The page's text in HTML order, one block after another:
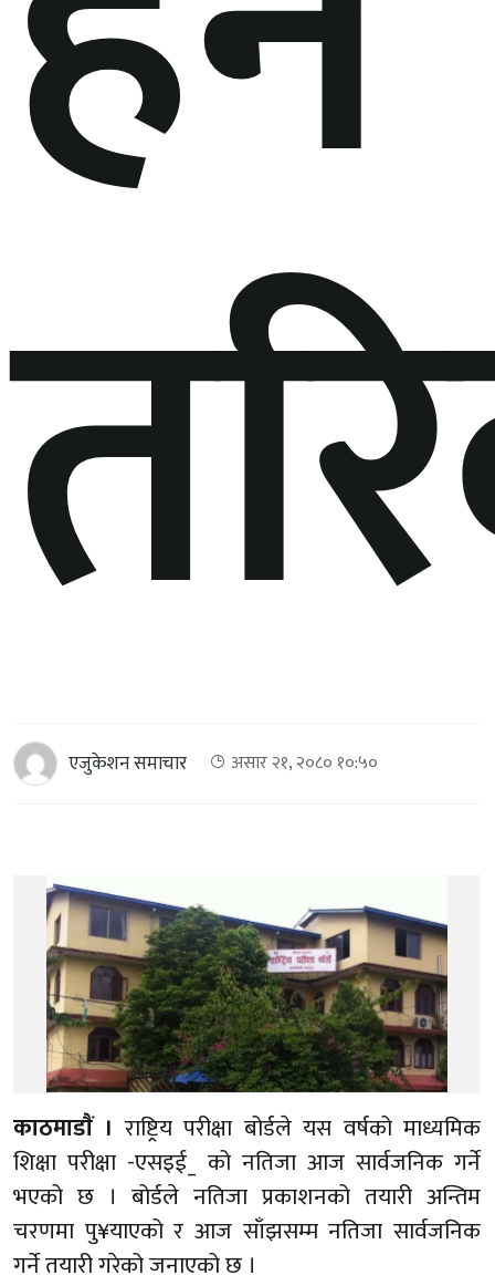
एजुकेशन समाचार असार २१, २०८० १०:५०
काठमाडाैं । राष्ट्रिय परीक्षा बोर्डले यस वर्षको माध्यमिक
शिक्षा परीक्षा -एसइई_ को नतिजा आज सार्वजनिक गर्ने
भएको छ । बोर्डले नतिजा प्रकाशनको तयारी अन्तिम
चरणमा पु¥याएको र आज साँझसम्म नतिजा सार्वजनिक
गर्ने तयारी गरेको जनाएको छ ।